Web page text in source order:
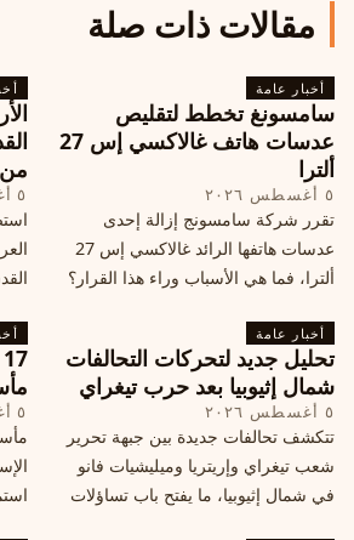
مقالات ذات صلة
أخبار عامة
سامسونغ تخطط لتقليص
عدسات هاتف غالاكسي إس 27
ألترا
٥ أغسطس ٢٠٢٦
تقرر شركة سامسونج إزالة إحدى
عدسات هاتفها الرائد غالاكسي إس 27
ألترا، فما هي الأسباب وراء هذا القرار؟
الأندرويد الأغلى في السوق؟
٥ أغسطس ٢٠٢٦
أخبار عامة
تحليل جديد لتحركات التحالفات
شمال إثيوبيا بعد حرب تيغراي
٥ أغسطس ٢٠٢٦
تتكشف تحالفات جديدة بين جبهة تحرير
شعب تيغراي وإريتريا وميليشيات فانو
في شمال إثيوبيا، ما يفتح باب تساؤلات
٥ أغسطس ٢٠٢٦